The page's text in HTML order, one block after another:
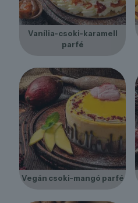
Vanília-csoki-karamell
parfé
Vegán csoki-mangó parfé